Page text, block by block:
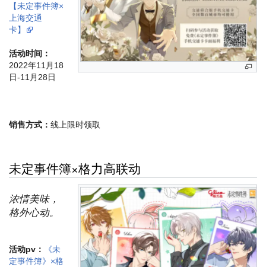
【未定事件簿×
上海交通
卡】
活动时间：
2022年11月18
日-11月28日
销售方式： 线上限时领取
未定事件簿×格力高联动
浓情美味，
格外心动。
活动pv：
《未
定事件簿》×格